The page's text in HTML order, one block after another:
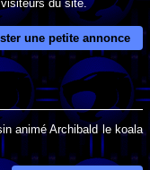
du site.
une petite annonce
animé Archibald le koala